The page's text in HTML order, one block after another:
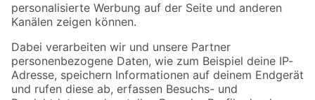
Folge uns
Zahlungsarten Versandarten